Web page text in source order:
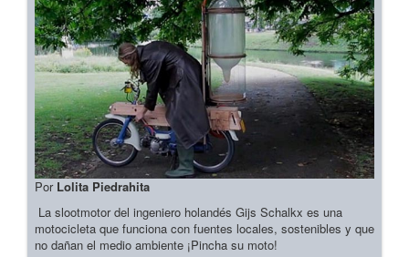
Por Lolita Piedrahita
La slootmotor del ingeniero holandés Gijs Schalkx es una
motocicleta que funciona con fuentes locales, sostenibles y que
no dañan el medio ambiente ¡Pincha su moto!